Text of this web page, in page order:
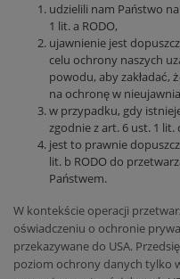
udzielili nam Państwo
1 lit. a RODO,
ujawnienie jest
celu ochrony naszych
powodu, aby zakładać,
na ochronę w
w przypadku, gdy
zgodnie z art. 6 ust. 1 lit.
jest to prawnie
lit. b RODO do
Państwem.
W kontekście operacji
oświadczeniu o ochronie
przekazywane do USA.
poziom ochrony danych tylko